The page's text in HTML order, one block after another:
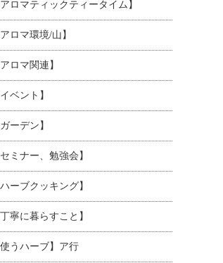
アロマティックティータイム】
アロマ環境/山】
アロマ関連】
イベント】
ガーデン】
セミナー、勉強会】
ハーブクッキング】
丁寧に暮らすこと】
使うハーブ】ア行